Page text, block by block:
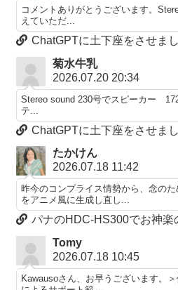
コメントありがとうございます。
えていただ...
ChatGPTに土下座をさせま
菊水牛乳
2026.07.20 20:34
Stereo sound 230号でスピーカー
テ...
ChatGPTに土下座をさせま
たかけん
2026.07.18 11:42
昨今のコンプライス情勢から、念の
をアニメ風に生成し直し...
パナのHDC-HS300でお神楽
Tomy
2026.07.18 10:45
Kawausoさん、お早うございます。